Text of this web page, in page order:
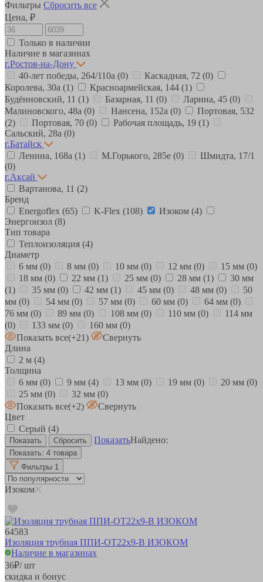
Фильтры Сбросить все
Цена, ₽
Только в наличии
Наличие в магазинах
г.Ростов-на-Дону
40-лет победы, 264/110а (0) Каскадная, 72 (0)
Королева, 30а (1) Красноармейская, 144 (1)
Будённовский, 11 (1) Базарная, 11 (0) Ларина, 45 (0)
Малиновского, 48а (0) Нансена, 152а (0)
Портовая, 532
(2)
Портовая, 70 (0) Рабочая площадь, 19 (1)
Сальский, 28a (0)
г.Батайск
Ленина, 168а (1) М.Горького, 285е (0)
Шмидта, 17/1
(0)
г.Аксай
Вартанова, 11 (2)
Бренд
Energoflex (65) K-Flex (108) Изоком (4)
Энергоизол (8)
Тип товара
Теплоизоляция (4)
Диаметр
6 мм (0) 8 мм (0) 10 мм (0) 12 мм (0) 15 мм (0)
18 мм (0) 22 мм (1) 25 мм (0) 28 мм (1)
30 мм
(1)
35 мм (0) 42 мм (1) 45 мм (0) 48 мм (0)
50
мм (0) 54 мм (0) 57 мм (0) 60 мм (0) 64 мм (0)
76 мм (0) 89 мм (0) 108 мм (0) 110 мм (0)
114 мм
(0)
133 мм (0) 160 мм (0)
Показать все(+21)
Свернуть
Длина
2 м (4)
Толщина
6 мм (0) 9 мм (4) 13 мм (0) 19 мм (0) 20 мм (0)
25 мм (0) 32 мм (0)
Показать все(+2)
Свернуть
Цвет
Серый (4)
ПоказатьНайдено:
Показать: 4 товара
Фильтры 1
Изоком
64583
Изоляция трубная ППИ-ОТ22х9-В ИЗОКОМ
Наличие в магазинах
36₽/ шт
скидка и бонус